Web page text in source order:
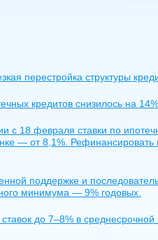
перестройка структуры
кредитов снизилось на 14%
с 18 февраля ставки по
— от 8,1%. Рефинансировать
поддержке и
минимума — 9% годовых.
до 7–8% в среднесрочной